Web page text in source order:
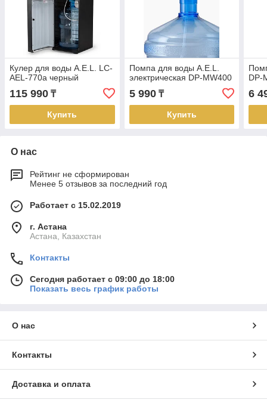
Кулер для воды A.E.L. LC-
AEL-770a черный
115 990 ₸
Купить
Помпа для воды A.E.L.
электрическая DP-MW400
5 990₸
Купить
DP-
6
О нас
Рейтинг не сформирован
Менее 5 отзывов за последний год
Работает с 15.02.2019
г. Астана
Астана, Казахстан
Контакты
Сегодня работает с 09:00 до 18:00
Показать весь график работы
О нас
Контакты
Доставка и оплата